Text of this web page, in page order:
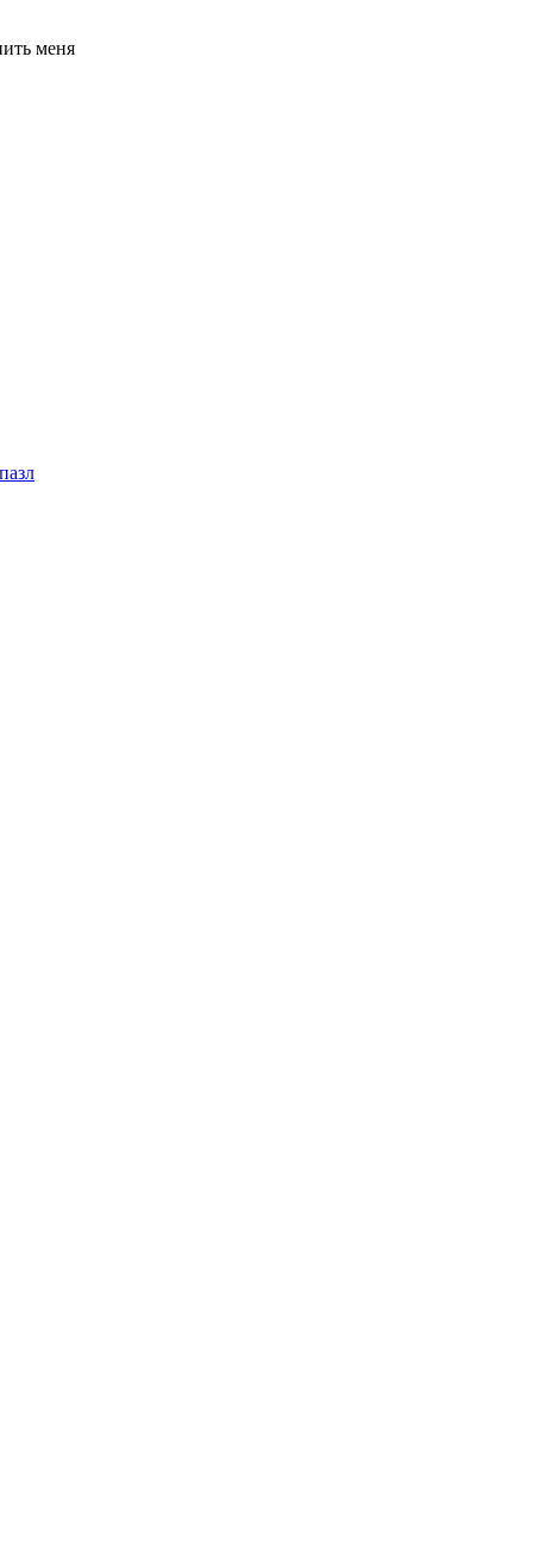
меня